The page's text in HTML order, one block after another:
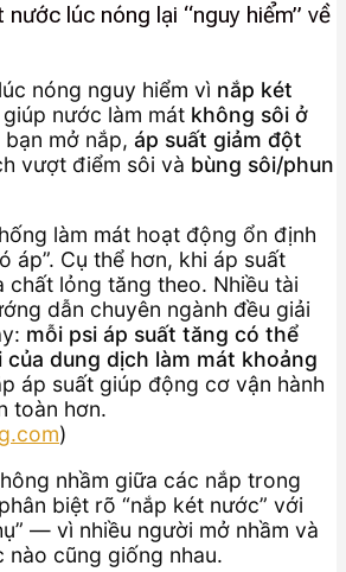
lúc nóng lại “nguy hiểm” về
nóng nguy hiểm vì nắp két
giúp nước làm mát không sôi ở
bạn mở nắp, áp suất giảm đột
vượt điểm sôi và bùng sôi/phun
làm mát hoạt động ổn định
áp”. Cụ thể hơn, khi áp suất
chất lỏng tăng theo. Nhiều tài
dẫn chuyên ngành đều giải
mỗi psi áp suất tăng có thể
của dung dịch làm mát khoảng
áp suất giúp động cơ vận hành
toàn hơn.
)
nhầm giữa các nắp trong
biệt rõ “nắp két nước” với
— vì nhiều người mở nhầm và
nào cũng giống nhau.